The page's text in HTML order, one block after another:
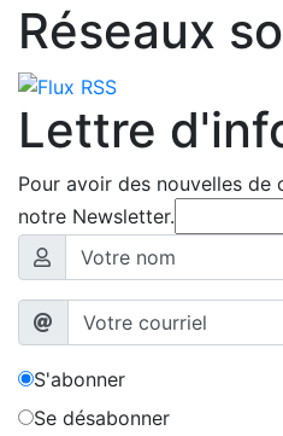
Réseaux
Lettre
Pour avoir des nouvelles de
notre Newsletter.
S'abonner
Se désabonner